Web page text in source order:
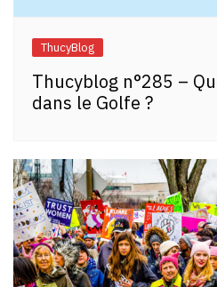
ThucyBlog
Thucyblog n°285 –
dans le Golfe ?